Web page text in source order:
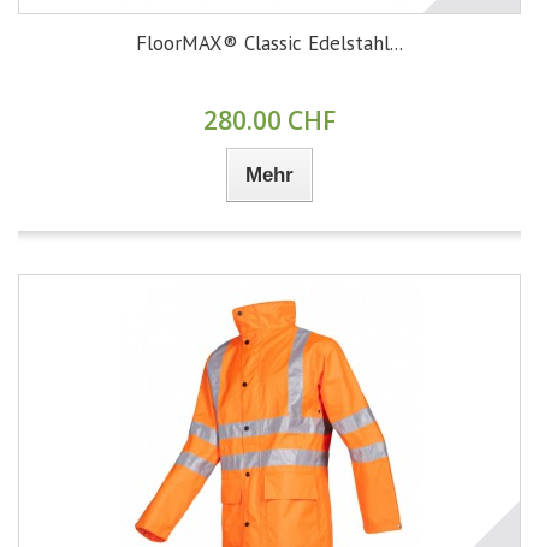
FloorMAX® Classic Edelstahl...
280.00 CHF
Mehr